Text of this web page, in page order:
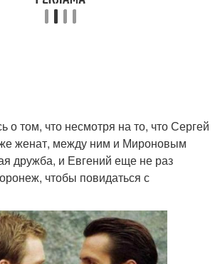
о том, что несмотря на то, что Сергей
женат, между ним и Мироновым
дружба, и Евгений еще не раз
чтобы повидаться с